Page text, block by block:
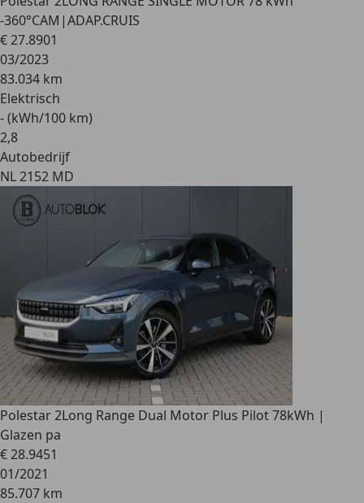
-360°CAM|ADAP.CRUIS
€ 27.8901
03/2023
83.034 km
Elektrisch
- (kWh/100 km)
2,8
Autobedrijf
NL 2152 MD
Polestar 2Long Range Dual Motor Plus Pilot 78kWh |
Glazen pa
€ 28.9451
01/2021
85.707 km